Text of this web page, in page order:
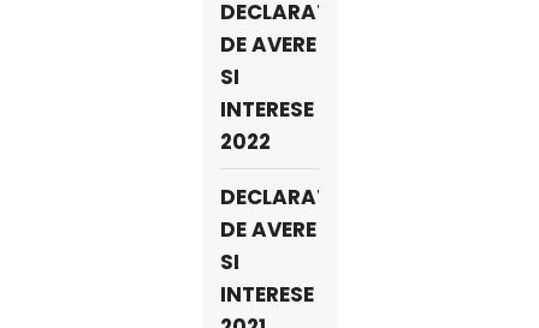
DECLARATII
DE AVERE
SI
INTERESE
2022
DECLARATII
DE AVERE
SI
INTERESE